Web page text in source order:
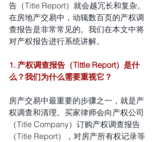
告（Title Report）就会越冗长和复杂。
在房地产交易中，动辄数百页的产权调
查报告是非常常见的。我们在本文中将
对产权报告进行系统讲解。
1. 产权调查报告（Tittle Report）是什
么？我们为什么需要重视它？
房产交易中最重要的步骤之一，就是产
权调查和清理。买家律师会向产权公司
（Title Company）订购产权调查报告
（Title Report），对房产所有权记录等